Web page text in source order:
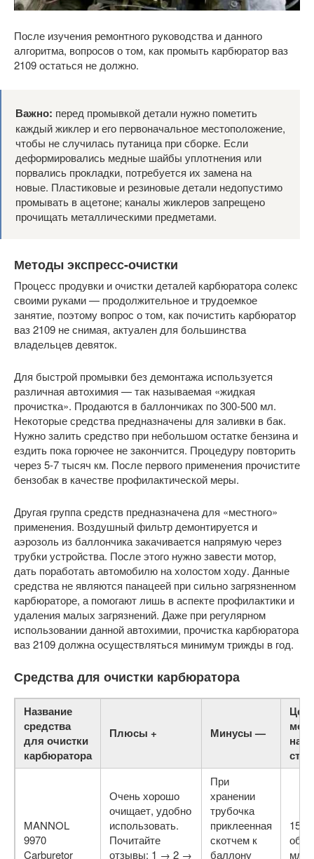
После изучения ремонтного руководства и данного
алгоритма, вопросов о том, как промыть карбюратор ваз
2109 остаться не должно.
Важно: перед промывкой детали нужно пометить
каждый жиклер и его первоначальное местоположение,
чтобы не случилась путаница при сборке. Если
деформировались медные шайбы уплотнения или
порвались прокладки, потребуется их замена на
новые. Пластиковые и резиновые детали недопустимо
промывать в ацетоне; каналы жиклеров запрещено
прочищать металлическими предметами.
Методы экспресс-очистки
Процесс продувки и очистки деталей карбюратора cолекс
своими руками — продолжительное и трудоемкое
занятие, поэтому вопрос о том, как почистить карбюратор
ваз 2109 не снимая, актуален для большинства
владельцев девяток.
Для быстрой промывки без демонтажа используется
различная автохимия — так называемая «жидкая
прочистка». Продаются в баллончиках по 300-500 мл.
Некоторые средства предназначены для заливки в бак.
Нужно залить средство при небольшом остатке бензина и
ездить пока горючее не закончится. Процедуру повторить
через 5-7 тысяч км. После первого применения прочистите
бензобак в качестве профилактической меры.
Другая группа средств предназначена для «местного»
применения. Воздушный фильтр демонтируется и
аэрозоль из баллончика закачивается напрямую через
трубки устройства. После этого нужно завести мотор,
дать поработать автомобилю на холостом ходу. Данные
средства не являются панацеей при сильно загрязненном
карбюраторе, а помогают лишь в аспекте профилактики и
удаления малых загрязнений. Даже при регулярном
использовании данной автохимии, прочистка карбюратора
ваз 2109 должна осуществляться минимум трижды в год.
Средства для очистки карбюратора
Название
средства
для очистки
карбюратора
Плюсы + Минусы —
MANNOL
9970
Carburetor
Очень хорошо
очищает, удобно
использовать.
Почитайте
отзывы: 1 → 2 →
При
хранении
трубочка
приклеенная
скотчем к
баллону
150
мл.